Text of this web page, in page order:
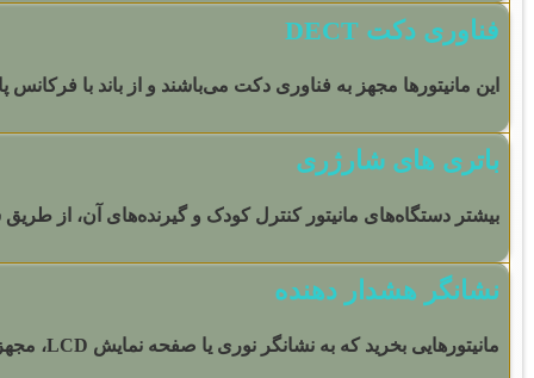
فناوری دکت DECT
این مانیتورها مجهز به فناوری دکت می‌باشند و از باند با
باتری های شارژری
بیشتر دستگاه‌های مانیتور کنترل کودک و گیرنده‌های آن، از
نشانگر هشدار دهنده
مانیتورهایی بخرید که به نشانگر نوری یا صفحه نمایش LCD، مجهز باشد و ضعیف شدن باتری را هشدار دهد. بدین ترتیب می‌توانید جلوی ناگهانی خاموش شدن مانیتور کنترل کودک را بگیرید.